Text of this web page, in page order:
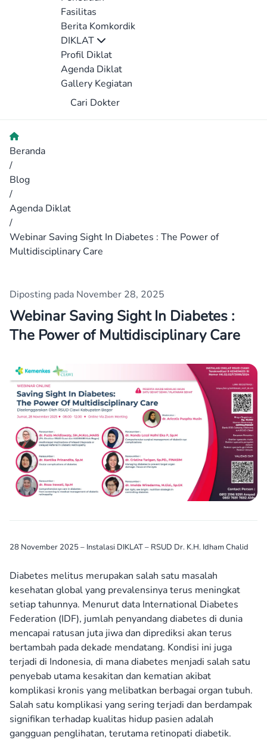
Fasilitas
Berita Komkordik
DIKLAT
Profil Diklat
Agenda Diklat
Gallery Kegiatan
Cari Dokter
Beranda
/
Blog
/
Agenda Diklat
/
Webinar Saving Sight In Diabetes : The Power of
Multidisciplinary Care
Diposting pada November 28, 2025
Webinar Saving Sight In Diabetes :
The Power of Multidisciplinary Care
28 November 2025 – Instalasi DIKLAT – RSUD Dr. K.H. Idham Chalid
Diabetes melitus merupakan salah satu masalah
kesehatan global yang prevalensinya terus meningkat
setiap tahunnya. Menurut data International Diabetes
Federation (IDF), jumlah penyandang diabetes di dunia
mencapai ratusan juta jiwa dan diprediksi akan terus
bertambah pada dekade mendatang. Kondisi ini juga
terjadi di Indonesia, di mana diabetes menjadi salah satu
penyebab utama kesakitan dan kematian akibat
komplikasi kronis yang melibatkan berbagai organ tubuh.
Salah satu komplikasi yang sering terjadi dan berdampak
signifikan terhadap kualitas hidup pasien adalah
gangguan penglihatan, terutama retinopati diabetik.